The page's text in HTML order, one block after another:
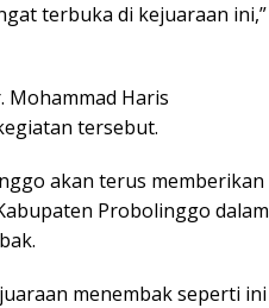
terbuka di kejuaraan ini,”
Mohammad Haris
tersebut.
akan terus memberikan
Probolinggo dalam
menembak seperti ini